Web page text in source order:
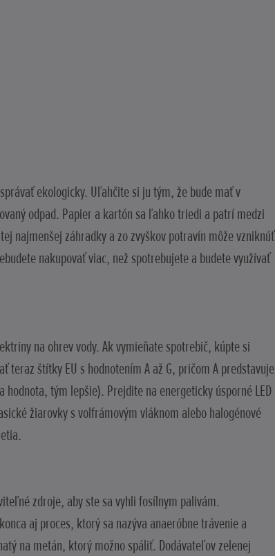
ekologicky. Uľahčite si ju tým, že bude mať v
odpad. Papier a kartón sa ľahko triedi a patrí medzi
najmenšej záhradky a zo zvyškov potravín môže vzniknúť
nakupovať viac, než spotrebujete a budete využívať
na ohrev vody. Ak vymieňate spotrebič, kúpte si
teraz štítky EU s hodnotením A až G, pričom A predstavuje
tým lepšie). Prejdite na energeticky úsporné LED
žiarovky s volfrámovým vláknom alebo halogénové
zdroje, aby ste sa vyhli fosílnym palivám.
aj proces, ktorý sa nazýva anaeróbne trávenie a
na metán, ktorý možno spáliť. Dodávateľov zelenej